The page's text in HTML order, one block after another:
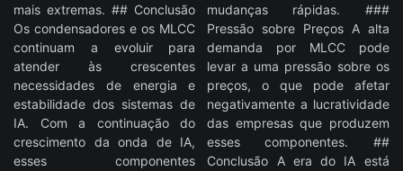
mais extremas. ## Conclusão
Os condensadores e os MLCC
continuam a evoluir para
atender às crescentes
necessidades de energia e
estabilidade dos sistemas de
IA. Com a continuação do
crescimento da onda de IA,
esses componentes
mudanças rápidas. ###
Pressão sobre Preços A alta
demanda por MLCC pode
levar a uma pressão sobre os
preços, o que pode afetar
negativamente a lucratividade
das empresas que produzem
esses componentes. ##
Conclusão A era do IA está